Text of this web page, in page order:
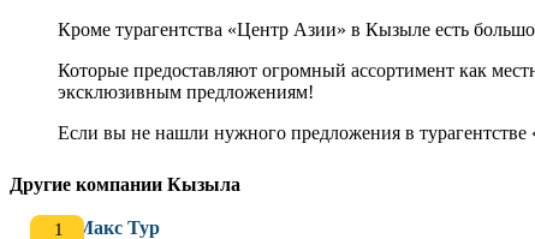
Кроме турагентства «Центр Азии» в Кызыле есть
Которые предоставляют огромный ассортимент как
эксклюзивным предложениям!
Если вы не нашли нужного предложения в
Другие компании Кызыла
Макс Тур